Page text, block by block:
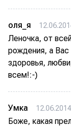
оля_я
Леночка, от
рождения, а
здоровья,
всем!:-)
Умка
Боже, какая